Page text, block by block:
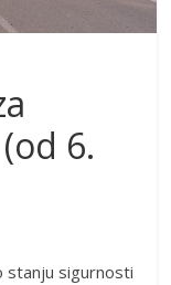
6.
stanju sigurnosti